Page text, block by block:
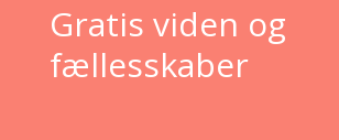
Gratis viden og
fællesskaber